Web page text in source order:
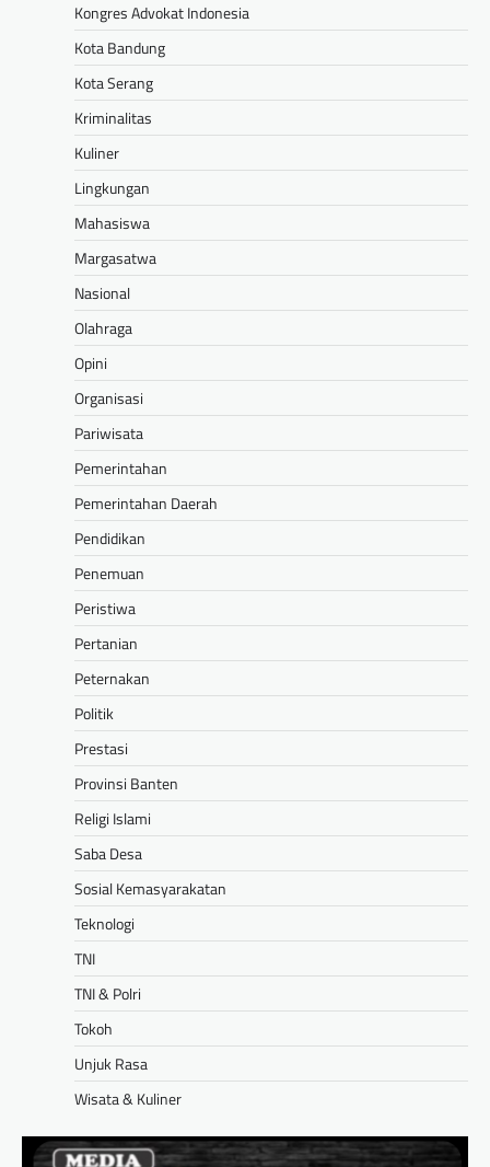
Kongres Advokat Indonesia
Kota Bandung
Kota Serang
Kriminalitas
Kuliner
Lingkungan
Mahasiswa
Margasatwa
Nasional
Olahraga
Opini
Organisasi
Pariwisata
Pemerintahan
Pemerintahan Daerah
Pendidikan
Penemuan
Peristiwa
Pertanian
Peternakan
Politik
Prestasi
Provinsi Banten
Religi Islami
Saba Desa
Sosial Kemasyarakatan
Teknologi
TNI
TNI & Polri
Tokoh
Unjuk Rasa
Wisata & Kuliner